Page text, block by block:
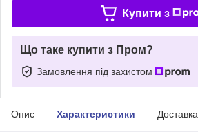
Купити з
Що таке купити з Пром?
Замовлення під захистом
Опис Характеристики Доставка